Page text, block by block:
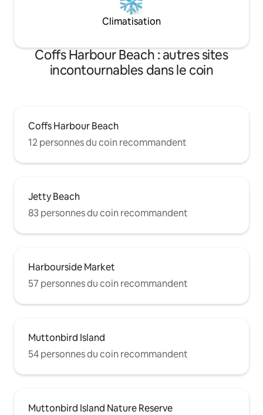
Climatisation
Coffs Harbour Beach : autres sites
incontournables dans le coin
Coffs Harbour Beach
12 personnes du coin recommandent
Jetty Beach
83 personnes du coin recommandent
Harbourside Market
57 personnes du coin recommandent
Muttonbird Island
54 personnes du coin recommandent
Muttonbird Island Nature Reserve